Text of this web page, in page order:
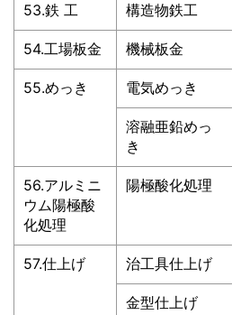
53.鉄 工 構造物鉄工
54.工場板金 機械板金
55.めっき 電気めっき
溶融亜鉛めっ
き
56.アルミニ
ウム陽極酸
化処理
陽極酸化処理
57.仕上げ 治工具仕上げ
金型仕上げ